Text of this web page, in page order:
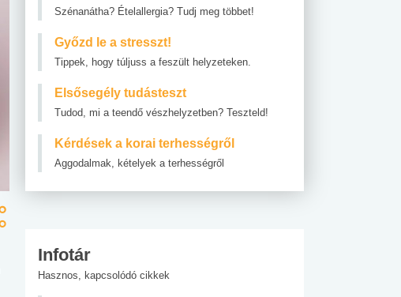
Szénanátha? Ételallergia? Tudj meg többet!
Győzd le a stresszt!
Tippek, hogy túljuss a feszült helyzeteken.
Elsősegély tudásteszt
Tudod, mi a teendő vészhelyzetben? Teszteld!
Kérdések a korai terhességről
Aggodalmak, kételyek a terhességről
Infotár
Hasznos, kapcsolódó cikkek